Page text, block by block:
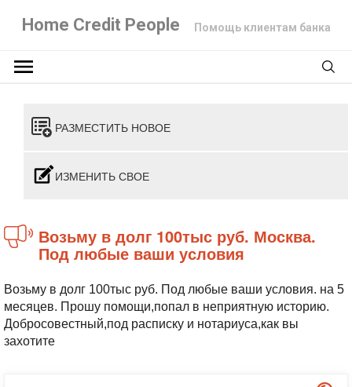
Home Credit People Помощь клиентам банка
РАЗМЕСТИТЬ НОВОЕ
ИЗМЕНИТЬ СВОЕ
Возьму в долг 100тыс руб. Москва.
Под любые ваши условия
Возьму в долг 100тыс руб. Под любые ваши условия. на 5
месяцев. Прошу помощи,попал в неприятную историю.
Добросовестный,под расписку и нотариуса,как вы
захотите